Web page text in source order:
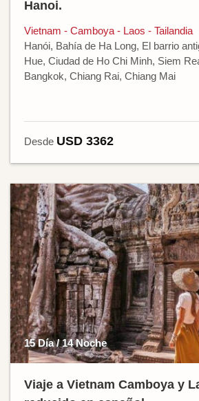
Hanoi.
Vietnam - Camboya - Laos - Tailandia
Hanói, Bahía de Ha Long, El barrio
Hue, Ciudad de Ho Chi Minh, Siem
Bangkok, Chiang Rai, Chiang Mai
Desde USD 3362
15 Día / 14 Noche
Viaje a Vietnam Camboya y